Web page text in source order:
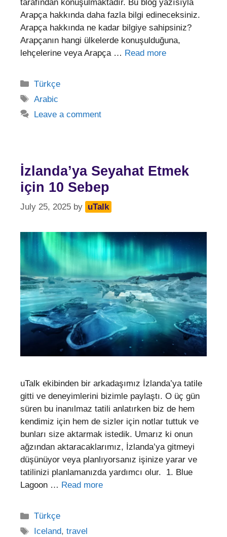
tarafından konuşulmaktadır. Bu blog yazısıyla
Arapça hakkında daha fazla bilgi edineceksiniz.
Arapça hakkında ne kadar bilgiye sahipsiniz?
Arapçanın hangi ülkelerde konuşulduğuna,
lehçelerine veya Arapça … Read more
Categories
Türkçe
Tags
Arabic
Leave a comment
İzlanda’ya Seyahat Etmek
için 10 Sebep
July 25, 2025 by uTalk
uTalk ekibinden bir arkadaşımız İzlanda’ya tatile
gitti ve deneyimlerini bizimle paylaştı. O üç gün
süren bu inanılmaz tatili anlatırken biz de hem
kendimiz için hem de sizler için notlar tuttuk ve
bunları size aktarmak istedik. Umarız ki onun
ağzından aktaracaklarımız, İzlanda’ya gitmeyi
düşünüyor veya planlıyorsanız işinize yarar ve
tatilinizi planlamanızda yardımcı olur. 1. Blue
Lagoon … Read more
Categories
Türkçe
Tags
Iceland,travel